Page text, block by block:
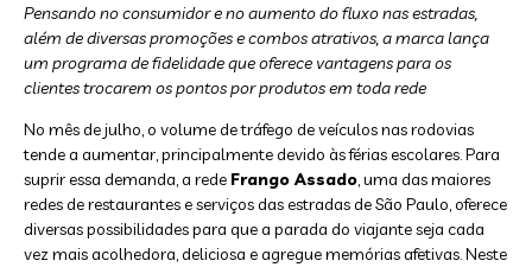
Pensando no consumidor e no aumento do fluxo nas estradas,
além de diversas promoções e combos atrativos, a marca lança
um programa de fidelidade que oferece vantagens para os
clientes trocarem os pontos por produtos em toda rede
No mês de julho, o volume de tráfego de veículos nas rodovias
tende a aumentar, principalmente devido às férias escolares. Para
suprir essa demanda, a rede Frango Assado, uma das maiores
redes de restaurantes e serviços das estradas de São Paulo, oferece
diversas possibilidades para que a parada do viajante seja cada
vez mais acolhedora, deliciosa e agregue memórias afetivas. Neste